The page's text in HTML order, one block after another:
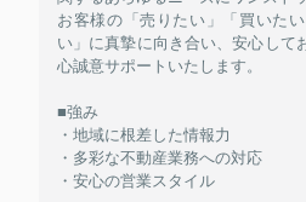
お客様の「売りたい」「買いた
い」に真摯に向き合い、安心して
心誠意サポートいたします。
■強み
・地域に根差した情報力
・多彩な不動産業務への対応
・安心の営業スタイル